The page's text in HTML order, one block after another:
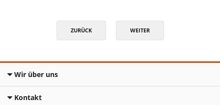
ZURÜCK WEITER
Wir über uns
Kontakt